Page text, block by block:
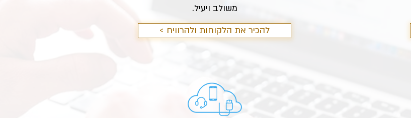
משולב ויעיל.
< להכיר את הלקוחות ולהרוויח